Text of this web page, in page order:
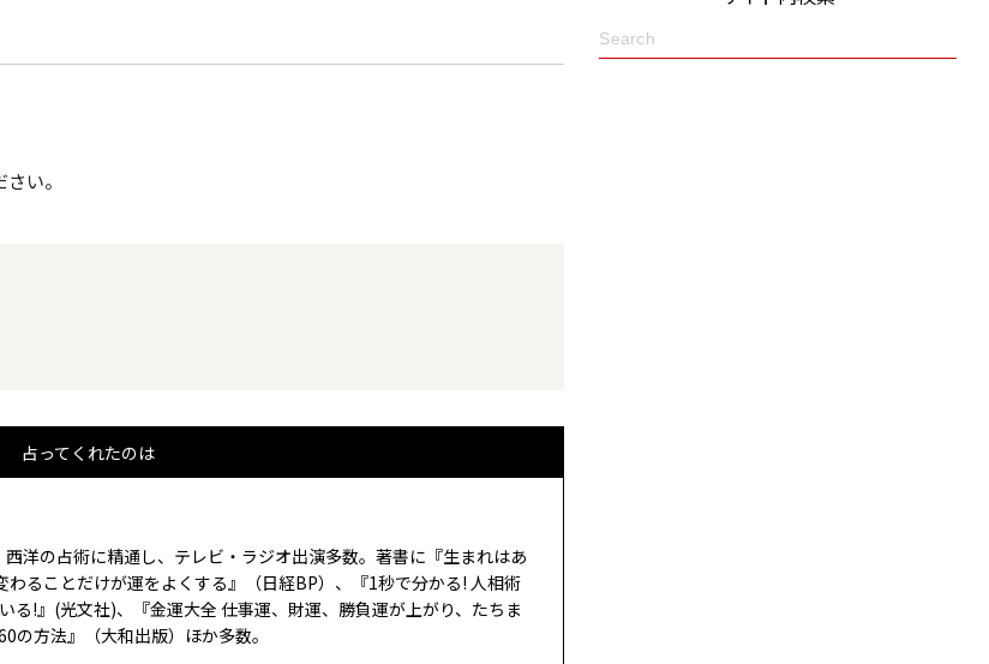
い。
占ってくれたのは
洋の占術に精通し、テレビ・ラジオ出演多数。著書に『生まれはあ
わることだけが運をよくする』（日経BP）、『1秒で分かる! 人相術
る!』(光文社)、『金運大全 仕事運、財運、勝負運が上がり、たちま
の方法』（大和出版）ほか多数。